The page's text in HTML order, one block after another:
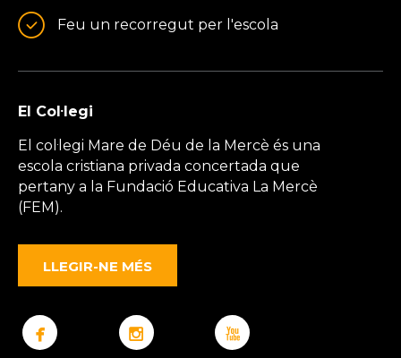
Feu un recorregut per l'escola
El Col·legi
El col·legi Mare de Déu de la Mercè és una
escola cristiana privada concertada que
pertany a la Fundació Educativa La Mercè
(FEM).
LLEGIR-NE MÉS